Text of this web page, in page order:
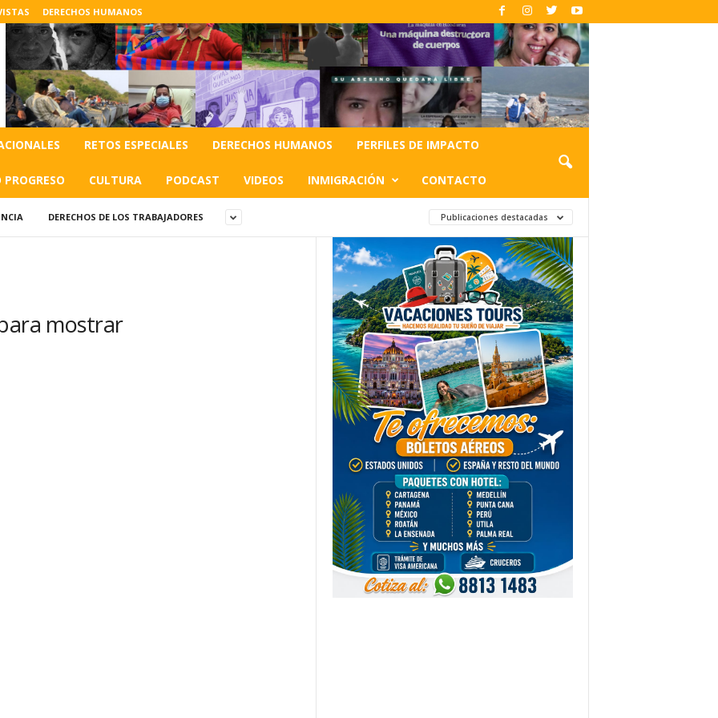
DERECHOS HUMANOS
RETOS ESPECIALES DERECHOS HUMANOS PERFILES DE IMPACTO
PROGRESO CULTURA PODCAST VIDEOS INMIGRACIÓN CONTACTO
DERECHOS DE LOS TRABAJADORES Publicaciones destacadas
mostrar